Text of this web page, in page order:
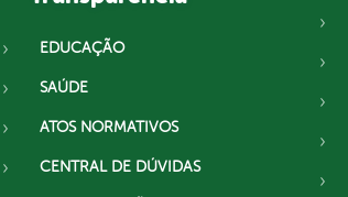
EDUCAÇÃO
SAÚDE
ATOS NORMATIVOS
CENTRAL DE DÚVIDAS